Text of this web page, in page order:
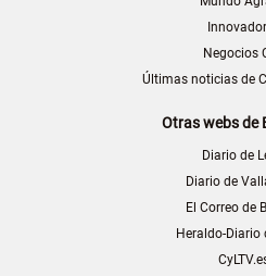
Negocios
Últimas noticias de
Otras webs de
Diario de
Diario de
El Correo de
Heraldo-Diario